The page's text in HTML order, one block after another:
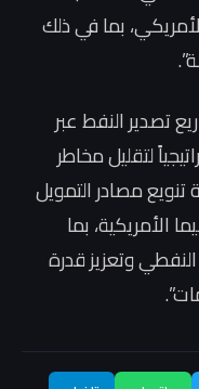
بما في ذلك
تصدير النفط عبر
لتقليل مخاطر
تنويع مصادر التمويل
الأمريكية، بما
وتعزيز قدرة